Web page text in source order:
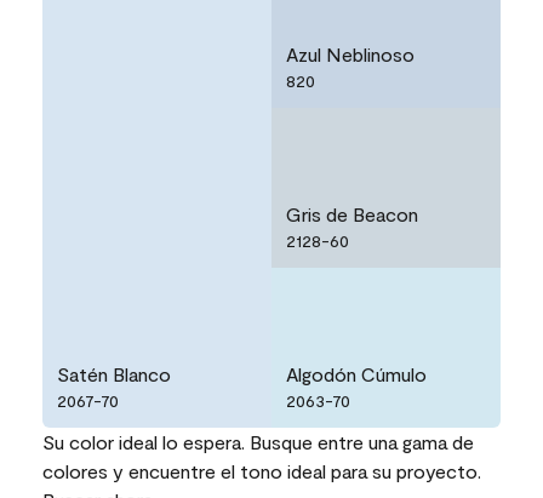
Satén Blanco
2067-70
Azul Neblinoso
820
Gris de Beacon
2128-60
Algodón Cúmulo
2063-70
Su color ideal lo espera. Busque entre una gama de
colores y encuentre el tono ideal para su proyecto.